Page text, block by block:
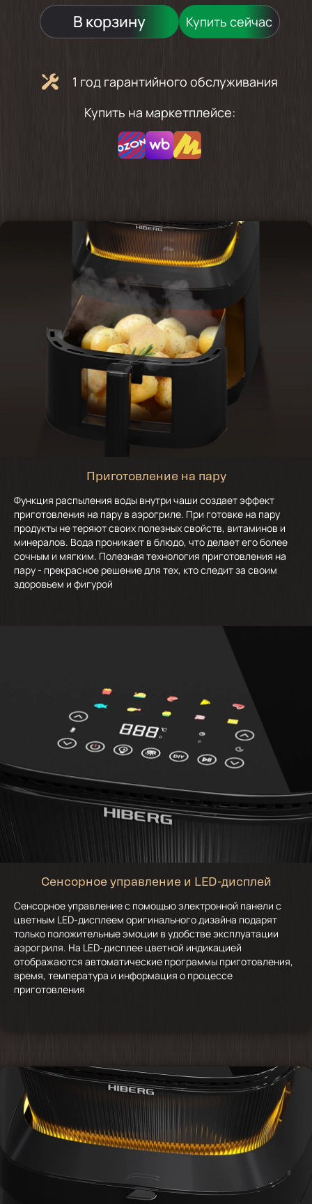
В корзину Купить сейчас
1 год гарантийного обслуживания
Купить на маркетплейсе:
Приготовление на пару
Функция распыления воды внутри чаши создает эффект
приготовления на пару в аэрогриле. При готовке на пару
продукты не теряют своих полезных свойств, витаминов и
минералов. Вода проникает в блюдо, что делает его более
сочным и мягким. Полезная технология приготовления на
пару - прекрасное решение для тех, кто следит за своим
здоровьем и фигурой
Сенсорное управление и LED-дисплей
Сенсорное управление с помощью электронной панели с
цветным LED-дисплеем оригинального дизайна подарят
только положительные эмоции в удобстве эксплуатации
аэрогриля. На LED-дисплее цветной индикацией
отображаются автоматические программы приготовления,
время, температура и информация о процессе
приготовления